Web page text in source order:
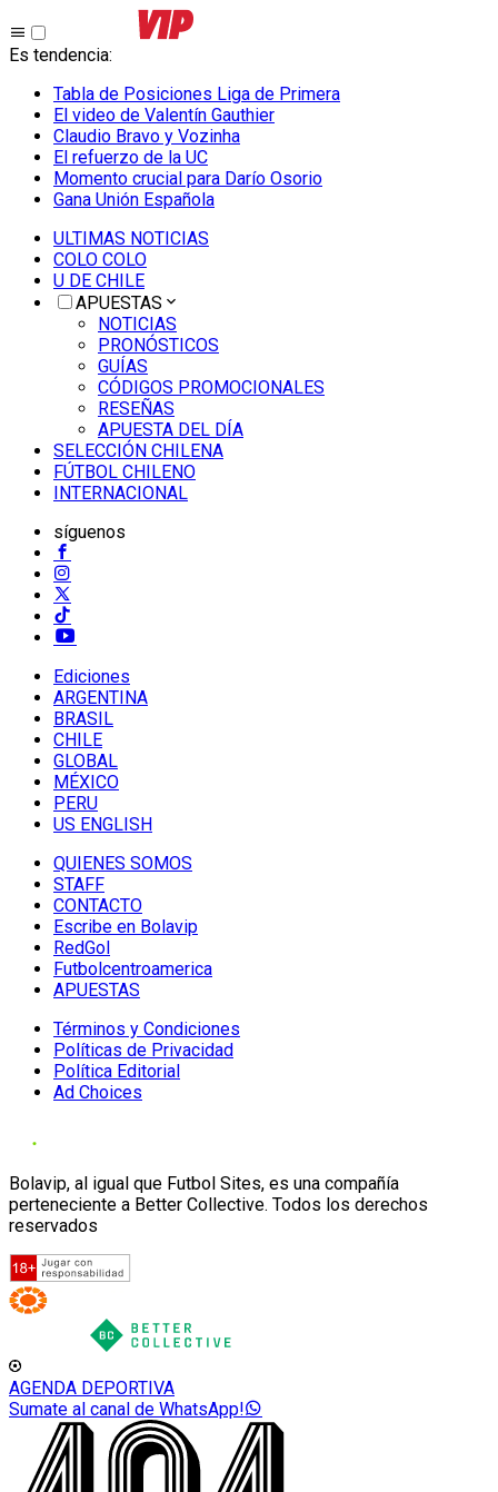
Es tendencia:
Tabla de Posiciones Liga de Primera
El video de Valentín Gauthier
Claudio Bravo y Vozinha
El refuerzo de la UC
Momento crucial para Darío Osorio
Gana Unión Española
ULTIMAS NOTICIAS
COLO COLO
U DE CHILE
APUESTAS
NOTICIAS
PRONÓSTICOS
GUÍAS
CÓDIGOS PROMOCIONALES
RESEÑAS
APUESTA DEL DÍA
SELECCIÓN CHILENA
FÚTBOL CHILENO
INTERNACIONAL
síguenos
Ediciones
ARGENTINA
BRASIL
CHILE
GLOBAL
MÉXICO
PERU
US ENGLISH
QUIENES SOMOS
STAFF
CONTACTO
Escribe en Bolavip
RedGol
Futbolcentroamerica
APUESTAS
Términos y Condiciones
Políticas de Privacidad
Política Editorial
Ad Choices
Bolavip, al igual que Futbol Sites, es una compañía
perteneciente a Better Collective. Todos los derechos
reservados
AGENDA DEPORTIVA
Sumate al canal de WhatsApp!